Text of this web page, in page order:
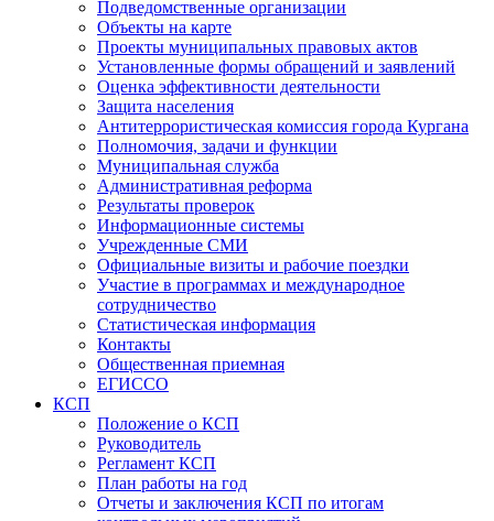
Подведомственные организации
Объекты на карте
Проекты муниципальных правовых актов
Установленные формы обращений и заявлений
Оценка эффективности деятельности
Защита населения
Антитеррористическая комиссия города Кургана
Полномочия, задачи и функции
Муниципальная служба
Административная реформа
Результаты проверок
Информационные системы
Учрежденные СМИ
Официальные визиты и рабочие поездки
Участие в программах и международное
сотрудничество
Статистическая информация
Контакты
Общественная приемная
ЕГИССО
КСП
Положение о КСП
Руководитель
Регламент КСП
План работы на год
Отчеты и заключения КСП по итогам